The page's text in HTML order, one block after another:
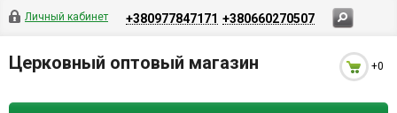
Личный кабинет +380977847171 +380660270507
Церковный оптовый магазин +0